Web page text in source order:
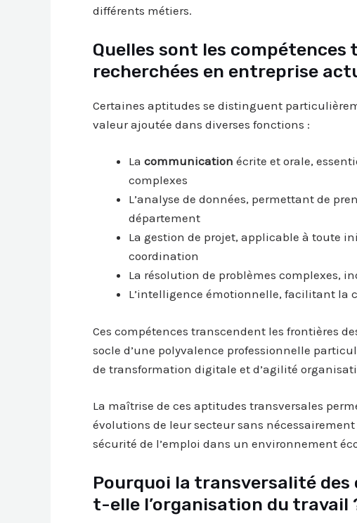
différents métiers.
Quelles sont les compétences
recherchées en entreprise
Certaines aptitudes se distinguent
valeur ajoutée dans diverses fonctions :
La communication écrite et orale,
complexes
L’analyse de données, permettant de
département
La gestion de projet, applicable à toute
coordination
La résolution de problèmes complexes,
L’intelligence émotionnelle, facilitant la
Ces compétences transcendent les frontières
socle d’une polyvalence professionnelle
de transformation digitale et d’agilité
La maîtrise de ces aptitudes transversales
évolutions de leur secteur sans
sécurité de l’emploi dans un environnement
Pourquoi la transversalité
t-elle l’organisation du travail